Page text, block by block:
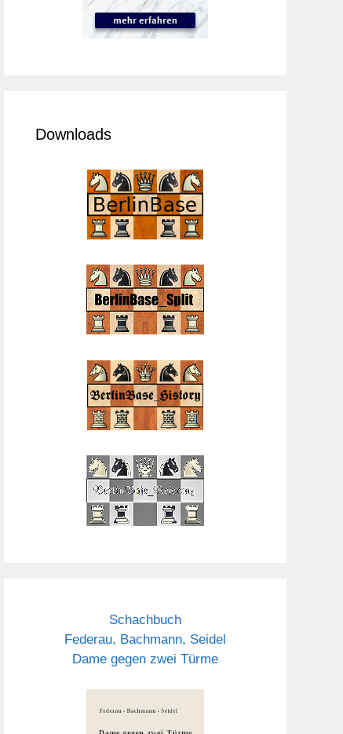
Downloads
Schachbuch
Federau, Bachmann, Seidel
Dame gegen zwei Türme